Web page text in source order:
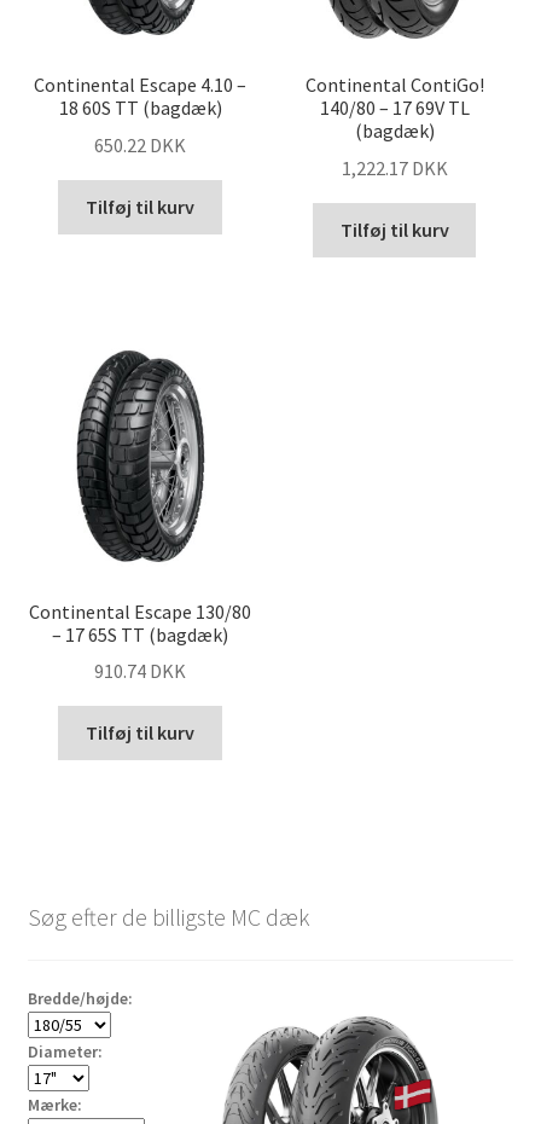
Continental Escape 4.10 –
18 60S TT (bagdæk)
650.22 DKK
Tilføj til kurv
Continental ContiGo!
140/80 – 17 69V TL
(bagdæk)
1,222.17 DKK
Tilføj til kurv
Continental Escape 130/80
– 17 65S TT (bagdæk)
910.74 DKK
Tilføj til kurv
Søg efter de billigste MC dæk
Bredde/højde:
Diameter:
Mærke: